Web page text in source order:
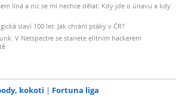
líná a nic se mi nechce dělat: Kdy jde o únavu a kdy
slaví 100 let: Jak chrání ptáky v ČR?
V Netspectre se stanete elitním hackerem
kokoti Fortuna liga